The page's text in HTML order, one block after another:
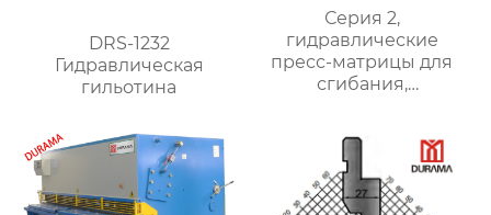
DRS-1232
Гидравлическая
гильотина
Серия 2,
гидравлические
пресс-матрицы для
сгибания,
листового металла